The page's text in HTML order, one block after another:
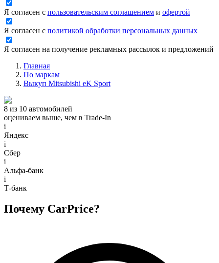
Я согласен с пользовательским соглашением и офертой
Я согласен с политикой обработки персональных данных
Я согласен на получение рекламных рассылок и предложений
Главная
По маркам
Выкуп Mitsubishi eK Sport
8 из 10 автомобилей
оцениваем выше, чем в Trade‑In
i
Яндекс
i
Сбер
i
Альфа-банк
i
Т-банк
Почему CarPrice?